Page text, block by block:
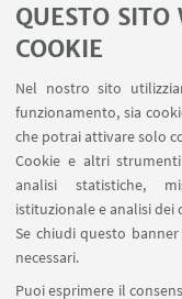
QUESTO
COOKIE
Nel nostro sito
funzionamento, sia
che potrai attivare solo
Cookie e altri
analisi statistiche,
istituzionale e analisi
Se chiudi questo
necessari.
Puoi esprimere il
ISCRIVITI AL
➡️Iscriviti
IN EVIDENZA
🪪 Fai la tessera